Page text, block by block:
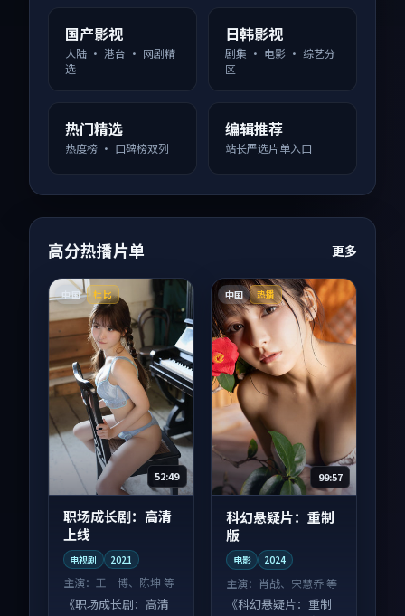
国产影视
大陆 · 港台 · 网剧精
选
日韩影视
剧集 · 电影 · 综艺分
区
热门精选
热度榜 · 口碑榜双列
编辑推荐
站长严选片单入口
高分热播片单 更多
中国 杜比
52:49
职场成长剧：高清
上线
电视剧 2021
主演： 王一博、陈坤 等
《职场成长剧：高清
中国 热播
99:57
科幻悬疑片：重制
版
电影 2024
主演： 肖战、宋慧乔 等
《科幻悬疑片：重制